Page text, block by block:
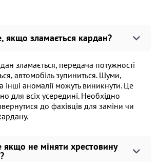
якщо зламається кардан?
зламається, передача потужності
автомобіль зупиниться. Шуми,
інші аномалії можуть виникнути. Це
для всіх усередині. Необхідно
до фахівців для заміни чи
не міняти хрестовину